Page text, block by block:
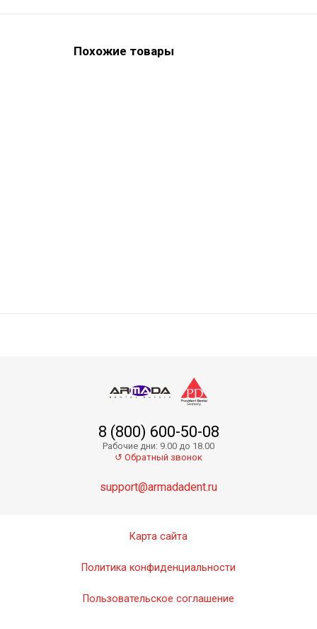
Похожие товары
Dynamic Flow Refill А2 - текучий композит
8 (800) 600-50-08
Рабочие дни: 9.00 до 18.00
↺ Обратный звонок
support@armadadent.ru
Карта сайта
Политика конфиденциальности
Пользовательское соглашение